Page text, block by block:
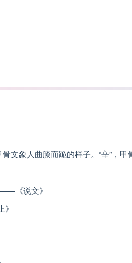
骨文象人曲膝而跪的样子。“辛”，
《说文》